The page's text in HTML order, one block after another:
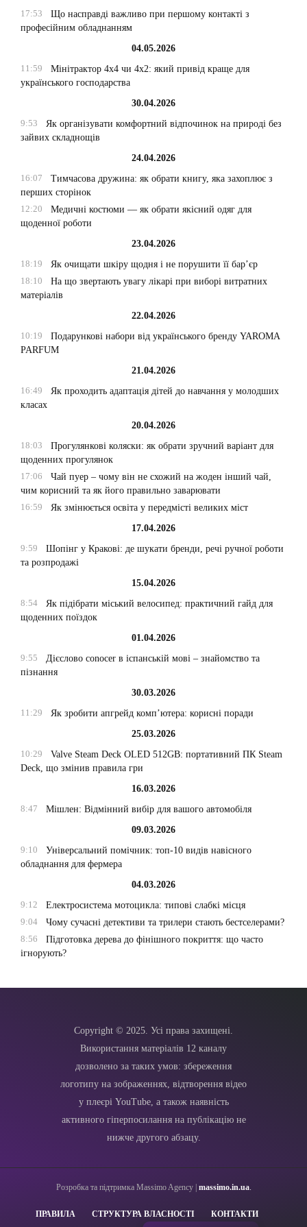
17:53
Що насправді важливо при першому контакті з
професійним обладнанням
04.05.2026
11:59
Мінітрактор 4х4 чи 4х2: який привід краще для
українського господарства
30.04.2026
9:53
Як організувати комфортний відпочинок на природі без
зайвих складнощів
24.04.2026
16:07
Тимчасова дружина: як обрати книгу, яка захоплює з
перших сторінок
12:20
Медичні костюми — як обрати якісний одяг для
щоденної роботи
23.04.2026
18:19
Як очищати шкіру щодня і не порушити її бар’єр
18:10
На що звертають увагу лікарі при виборі витратних
матеріалів
22.04.2026
10:19
Подарункові набори від українського бренду YAROMA
PARFUM
21.04.2026
16:49
Як проходить адаптація дітей до навчання у молодших
класах
20.04.2026
18:03
Прогулянкові коляски: як обрати зручний варіант для
щоденних прогулянок
17:06
Чай пуер – чому він не схожий на жоден інший чай,
чим корисний та як його правильно заварювати
16:59
Як змінюється освіта у передмісті великих міст
17.04.2026
9:59
Шопінг у Кракові: де шукати бренди, речі ручної роботи
та розпродажі
15.04.2026
8:54
Як підібрати міський велосипед: практичний гайд для
щоденних поїздок
01.04.2026
9:55
Дієслово conocer в іспанській мові – знайомство та
пізнання
30.03.2026
11:29
Як зробити апгрейд комп’ютера: корисні поради
25.03.2026
10:29
Valve Steam Deck OLED 512GB: портативний ПК Steam
Deck, що змінив правила гри
16.03.2026
8:47
Мішлен: Відмінний вибір для вашого автомобіля
09.03.2026
9:10
Універсальний помічник: топ-10 видів навісного
обладнання для фермера
04.03.2026
9:12
Електросистема мотоцикла: типові слабкі місця
9:04
Чому сучасні детективи та трилери стають бестселерами?
8:56
Підготовка дерева до фінішного покриття: що часто
ігнорують?
Copyright © 2025. Усі права захищені.
Використання матеріалів 12 каналу
дозволено за таких умов: збереження
логотипу на зображеннях, відтворення відео
у плеєрі YouTube, а також наявність
активного гіперпосилання на публікацію не
нижче другого абзацу.
Розробка та підтримка Massimo Agency | massimo.in.ua.
ПРАВИЛА СТРУКТУРА ВЛАСНОСТІ КОНТАКТИ